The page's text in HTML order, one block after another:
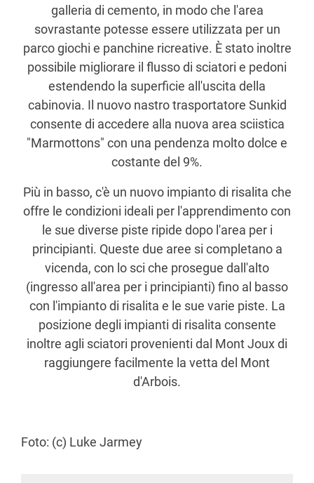
galleria di cemento, in modo che l'area
sovrastante potesse essere utilizzata per un
parco giochi e panchine ricreative. È stato inoltre
possibile migliorare il flusso di sciatori e pedoni
estendendo la superficie all'uscita della
cabinovia. Il nuovo nastro trasportatore Sunkid
consente di accedere alla nuova area sciistica
"Marmottons" con una pendenza molto dolce e
costante del 9%.
Più in basso, c'è un nuovo impianto di risalita che
offre le condizioni ideali per l'apprendimento con
le sue diverse piste ripide dopo l'area per i
principianti. Queste due aree si completano a
vicenda, con lo sci che prosegue dall'alto
(ingresso all'area per i principianti) fino al basso
con l'impianto di risalita e le sue varie piste. La
posizione degli impianti di risalita consente
inoltre agli sciatori provenienti dal Mont Joux di
raggiungere facilmente la vetta del Mont
d'Arbois.
Foto: (c) Luke Jarmey